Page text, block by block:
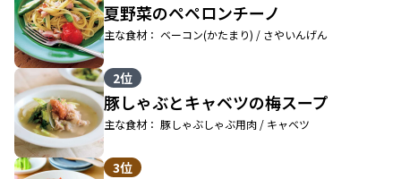
夏野菜のペペロンチーノ
主な食材： ベーコン(かたまり) / さやいんげん
2位
豚しゃぶとキャベツの梅スープ
主な食材： 豚しゃぶしゃぶ用肉 / キャベツ
3位